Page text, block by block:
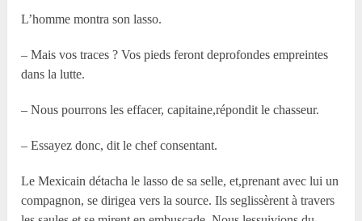
L’homme montra son lasso.
– Mais vos traces ? Vos pieds feront deprofondes empreintes
dans la lutte.
– Nous pourrons les effacer, capitaine,répondit le chasseur.
– Essayez donc, dit le chef consentant.
Le Mexicain détacha le lasso de sa selle, et,prenant avec lui un
compagnon, se dirigea vers la source. Ils seglissèrent à travers